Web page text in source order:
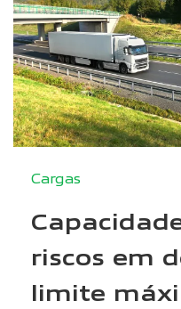
Cargas
riscos em
limite